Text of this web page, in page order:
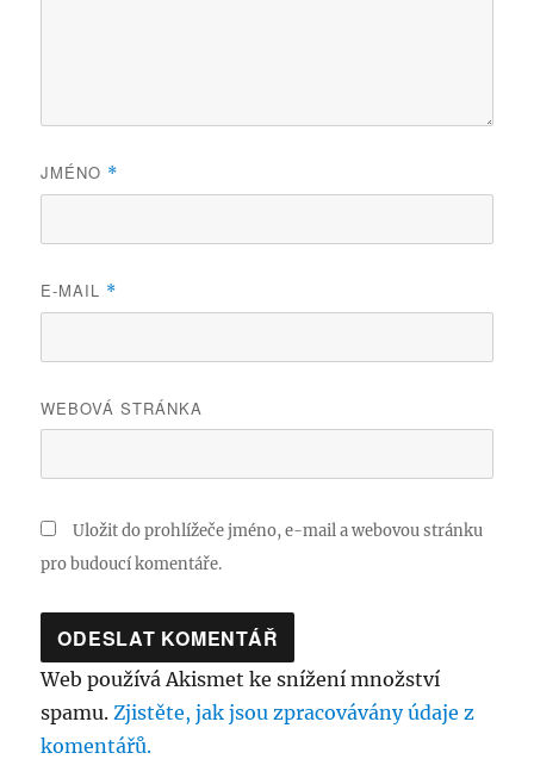
JMÉNO *
E-MAIL *
WEBOVÁ STRÁNKA
Uložit do prohlížeče jméno, e-mail a webovou stránku
pro budoucí komentáře.
Web používá Akismet ke snížení množství
spamu.Zjistěte, jak jsou zpracovávány údaje z
komentářů.